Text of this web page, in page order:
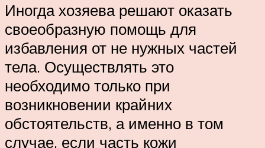
Иногда хозяева решают оказать
своеобразную помощь для
избавления от не нужных частей
тела. Осуществлять это
необходимо только при
возникновении крайних
обстоятельств, а именно в том
случае, если часть кожи